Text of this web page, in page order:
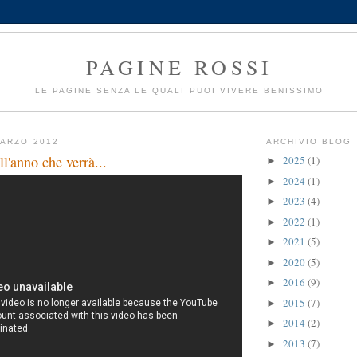
PAGINE ROSSI
LE PAGINE SENZA LE QUALI PUOI VIVERE BENISSIMO
2012
che verrà...
ARCHIVIO BLOG
► 2025 (1)
► 2024 (1)
► 2023 (4)
► 2022 (1)
► 2021 (5)
► 2020(5)
► 2016 (9)
► 2015 (7)
► 2014 (2)
► 2013 (7)